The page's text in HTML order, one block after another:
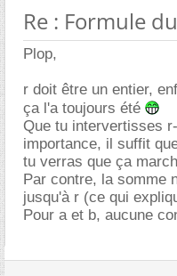
Re : Formule
Plop,
r doit être un entier,
ça l'a toujours été
Que tu intervertisses
importance, il suffit
tu verras que ça
Par contre, la somme
jusqu'à r (ce qui
Pour a et b, aucune